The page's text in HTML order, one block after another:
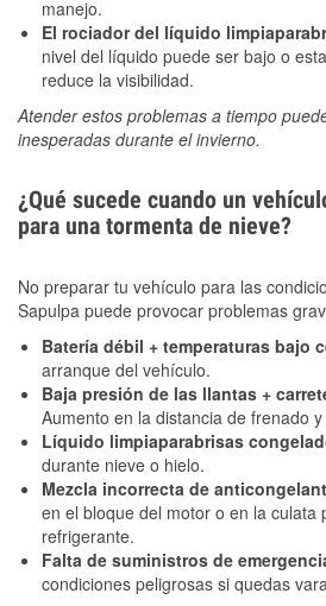
manejo.
El rociador del líquido
nivel del líquido puede ser bajo o
reduce la visibilidad.
Atender estos problemas a tiempo
inesperadas durante el invierno.
¿Qué sucede cuando un
para una tormenta de nieve?
No preparar tu vehículo para las
Sapulpa puede provocar problemas
Batería débil + temperaturas bajo
arranque del vehículo.
Baja presión de las llantas +
Aumento en la distancia de frenado
Líquido limpiaparabrisas
durante nieve o hielo.
Mezcla incorrecta de
en el bloque del motor o en la culata
refrigerante.
Falta de suministros de
condiciones peligrosas si quedas